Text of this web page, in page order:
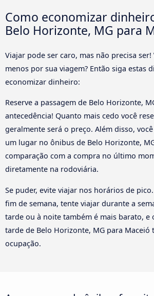
Como economizar
Belo Horizonte, MG para
Viajar pode ser caro, mas não precisa
menos por sua viagem? Então siga estas
economizar dinheiro:
Reserve a passagem de Belo Horizonte,
antecedência! Quanto mais cedo você
geralmente será o preço. Além disso,
um lugar no ônibus de Belo Horizonte,
comparação com a compra no último
diretamente na rodoviária.
Se puder, evite viajar nos horários de
fim de semana, tente viajar durante a
tarde ou à noite também é mais barato, e
tarde de Belo Horizonte, MG para Maceió
ocupação.